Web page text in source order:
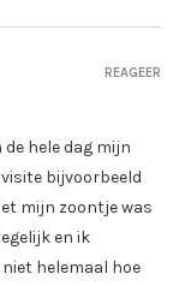
hele dag mijn
bijvoorbeeld
mijn zoontje was
en ik
helemaal hoe
REAGEER